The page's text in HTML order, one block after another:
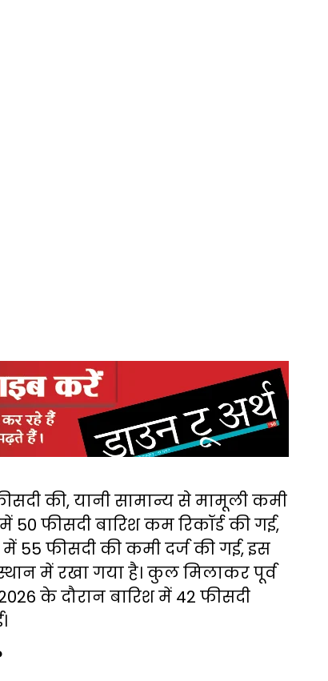
की, यानी सामान्य से मामूली कमी
50 फीसदी बारिश कम रिकॉर्ड की गई,
55 फीसदी की कमी दर्ज की गई, इस
में रखा गया है। कुल मिलाकर पूर्व
के दौरान बारिश में 42 फीसदी